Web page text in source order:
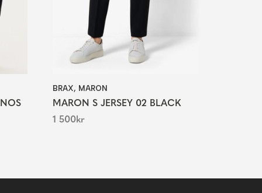
BRAX, MARON
MARON S JERSEY 02 BLACK
1 500kr